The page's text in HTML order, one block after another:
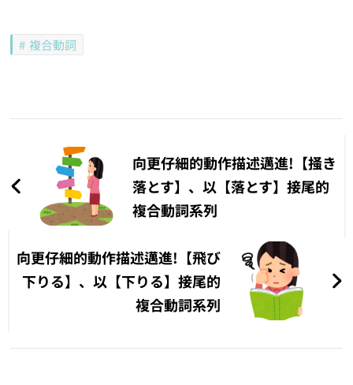
複合動詞
導
向更仔細的動作描述邁進!【掻き
落とす】、以【落とす】接尾的
複合動詞系列
向更仔細的動作描述邁進!【飛び
下りる】、以【下りる】接尾的
複合動詞系列